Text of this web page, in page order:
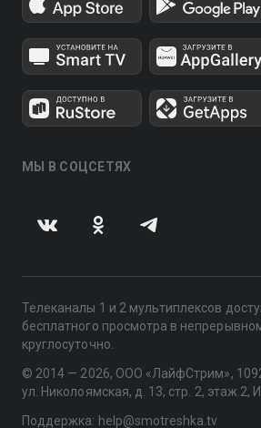
МЫ В СОЦСЕТЯХ
Телеканалы 1 и 2 мультиплексов
бесплатного просмотра в
круглосуточно.
© 2014 — 2026, ООО «ЛайфСтрим»,
ул. Николоямская, д. 13, стр. 2, этаж 2,
Поддержка: help@smotreshka.tv